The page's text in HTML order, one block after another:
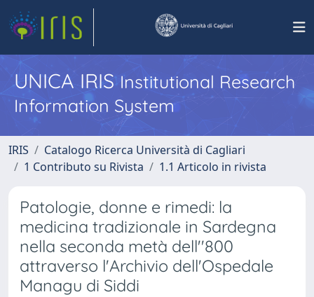
UNICA IRISInstitutional Research
Information System
IRIS
Catalogo Ricerca Università di Cagliari
1 Contributo su Rivista
1.1 Articolo in rivista
Patologie, donne e rimedi: la
medicina tradizionale in Sardegna
nella seconda metà dell''800
attraverso l'Archivio dell'Ospedale
Managu di Siddi